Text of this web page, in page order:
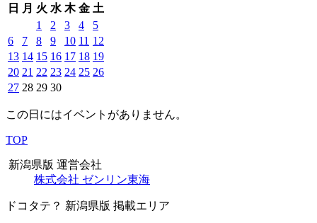
日 月 火 水 木 金 土
1
2 3 4
5
6
7 8 9 10 11 12
13 14 15 16 17 18 19
20 21 22 23 24 25 26
27 28 29 30
この日にはイベントがありません。
TOP
新潟県版 運営会社
株式会社 ゼンリン東海
ドコタテ？ 新潟県版 掲載エリア